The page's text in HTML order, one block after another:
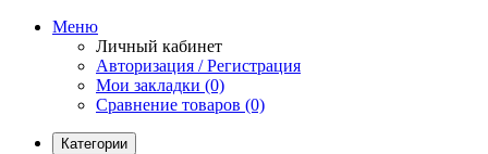
Меню
Личный кабинет
Авторизация / Регистрация
Мои закладки (0)
Сравнение товаров (0)
Категории